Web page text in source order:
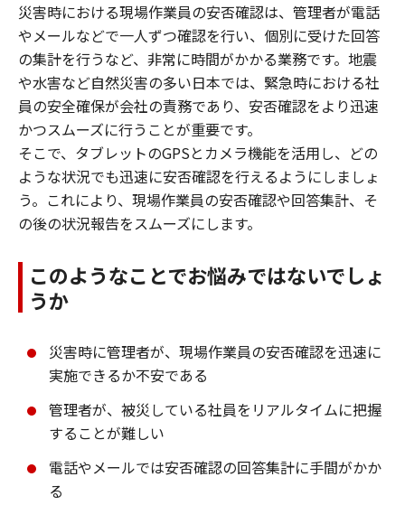
災害時における現場作業員の安否確認は、管理者が電話
やメールなどで一人ずつ確認を行い、個別に受けた回答
の集計を行うなど、非常に時間がかかる業務です。地震
や水害など自然災害の多い日本では、緊急時における社
員の安全確保が会社の責務であり、安否確認をより迅速
かつスムーズに行うことが重要です。
そこで、タブレットのGPSとカメラ機能を活用し、どの
ような状況でも迅速に安否確認を行えるようにしましょ
う。これにより、現場作業員の安否確認や回答集計、そ
の後の状況報告をスムーズにします。
このようなことでお悩みではないでしょ
うか
災害時に管理者が、現場作業員の安否確認を迅速に
実施できるか不安である
管理者が、被災している社員をリアルタイムに把握
することが難しい
電話やメールでは安否確認の回答集計に手間がかか
る